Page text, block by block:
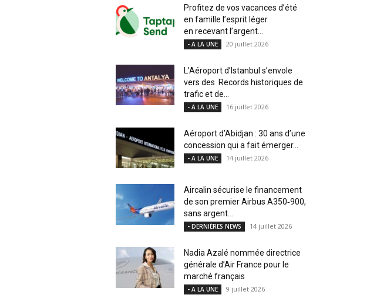
Profitez de vos vacances d’été
en famille l’esprit léger
en recevant l’argent...
- A LA UNE 20 juillet 2026
L’Aéroport d’Istanbul s’envole
vers des Records historiques de
trafic et de...
- A LA UNE 16 juillet 2026
Aéroport d’Abidjan : 30 ans d’une
concession qui a fait émerger...
- A LA UNE 14 juillet 2026
Aircalin sécurise le financement
de son premier Airbus A350‑900,
sans argent...
- DERNIÈRES NEWS 14 juillet 2026
Nadia Azalé nommée directrice
générale d’Air France pour le
marché français
- A LA UNE 9 juillet 2026